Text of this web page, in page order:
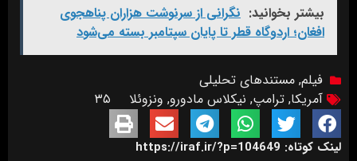
بیشتر بخوانید: نگرانی از سرنوشت هزاران پناهجوی
افغان؛ اردوگاه قطر تا پایان سپتامبر بسته می‌شود
فیلم, مستندهای تحلیلی
آمریکا, ترامپ, نیکلاس مادورو, ونزوئلا ۳۵
لینک کوتاه: https://iraf.ir/?p=104649